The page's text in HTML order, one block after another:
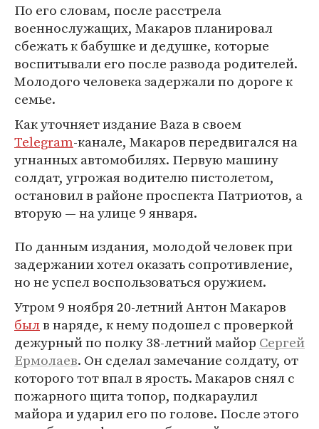
По его словам, после расстрела
военнослужащих, Макаров планировал
сбежать к бабушке и дедушке, которые
воспитывали его после развода родителей.
Молодого человека задержали по дороге к
семье.
Как уточняет издание Baza в своем
Telegram-канале, Макаров передвигался на
угнанных автомобилях. Первую машину
солдат, угрожая водителю пистолетом,
остановил в районе проспекта Патриотов, а
вторую — на улице 9 января.
По данным издания, молодой человек при
задержании хотел оказать сопротивление,
но не успел воспользоваться оружием.
Утром 9 ноября 20-летний Антон Макаров
былв наряде, к нему подошел с проверкой
дежурный по полку 38-летний майор Сергей
Ермолаев. Он сделал замечание солдату, от
которого тот впал в ярость. Макаров снял с
пожарного щита топор, подкараулил
майора и ударил его по голове. После этого